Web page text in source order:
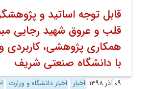
قابل توجه اساتید و
قلب و عروق شهید رجایی
همکاری پژوهشی، کاربردی و
با دانشگاه صنعتی شریف
۰۹ آذر ۱۳۹۸ اخبار اخبار دانشگاه و وزارت